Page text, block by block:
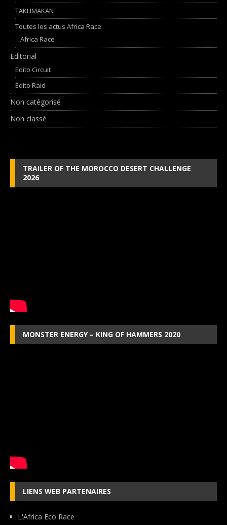
TAKLIMAKAN
Toutes les actus Africa Race
Africa Race
Editorial
Edito Circuit
Edito Raid
Non catégorisé
Non classé
TRAILER OF THE MOROCCO DESERT CHALLENGE
2026
MONSTER ENERGY – KING OF HAMMERS 2020
LIENS WEB PARTENAIRES
L'Africa Eco Race